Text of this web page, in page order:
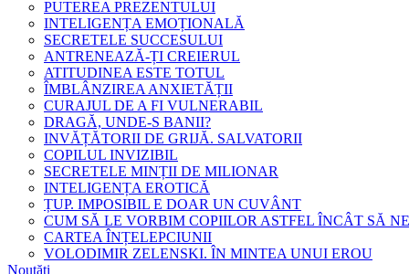
PUTEREA PREZENTULUI
INTELIGENȚA EMOȚIONALĂ
SECRETELE SUCCESULUI
ANTRENEAZĂ-ȚI CREIERUL
ATITUDINEA ESTE TOTUL
ÎMBLÂNZIREA ANXIETĂȚII
CURAJUL DE A FI VULNERABIL
DRAGĂ, UNDE-S BANII?
INVĂȚĂTORII DE GRIJĂ. SALVATORII
COPILUL INVIZIBIL
SECRETELE MINȚII DE MILIONAR
INTELIGENȚA EROTICĂ
ȚUP. IMPOSIBIL E DOAR UN CUVÂNT
CUM SĂ LE VORBIM COPIILOR ASTFEL ÎNCÂT SĂ
CARTEA ÎNȚELEPCIUNII
VOLODIMIR ZELENSKI. ÎN MINTEA UNUI EROU
Noutăți